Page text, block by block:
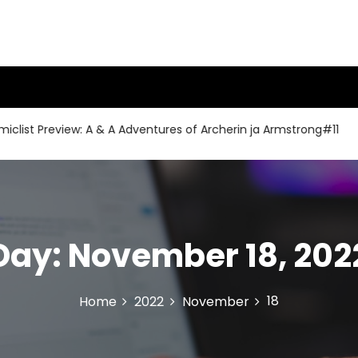
A & A Adventures of Archerin ja Armstrong#11
November 18,
Home 2022 November 18